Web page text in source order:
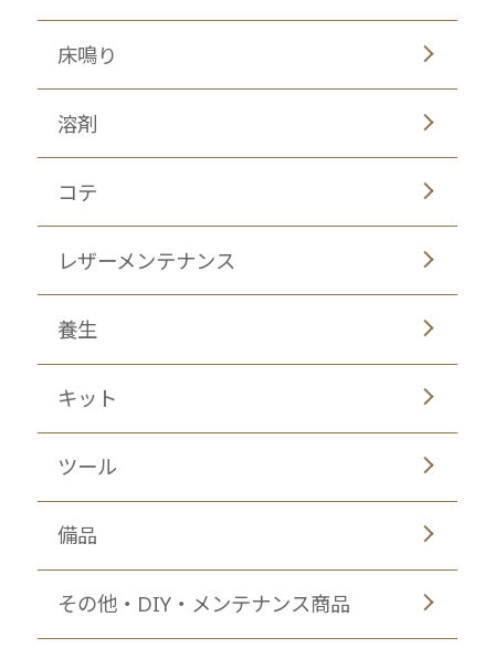
床鳴り
溶剤
コテ
レザーメンテナンス
養生
キット
ツール
備品
その他・DIY・メンテナンス商品